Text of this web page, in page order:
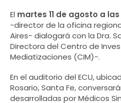
El martes 11 de agosto a las
-director de la oficina
Aires- dialogará con la Dra.
Directora del Centro de
Mediatizaciones (CIM)-.
En el auditorio del ECU,
Rosario, Santa Fe,
desarrolladas por Médicos